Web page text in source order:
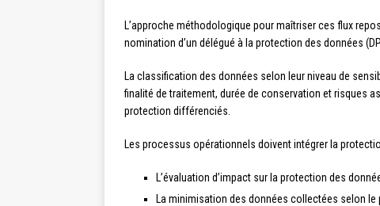
L’approche méthodologique pour maîtriser ces flux
nomination d’un délégué à la protection des données
La classification des données selon leur niveau de
finalité de traitement, durée de conservation et risques
protection différenciés.
Les processus opérationnels doivent intégrer la
L’évaluation d’impact sur la protection des
La minimisation des données collectées selon